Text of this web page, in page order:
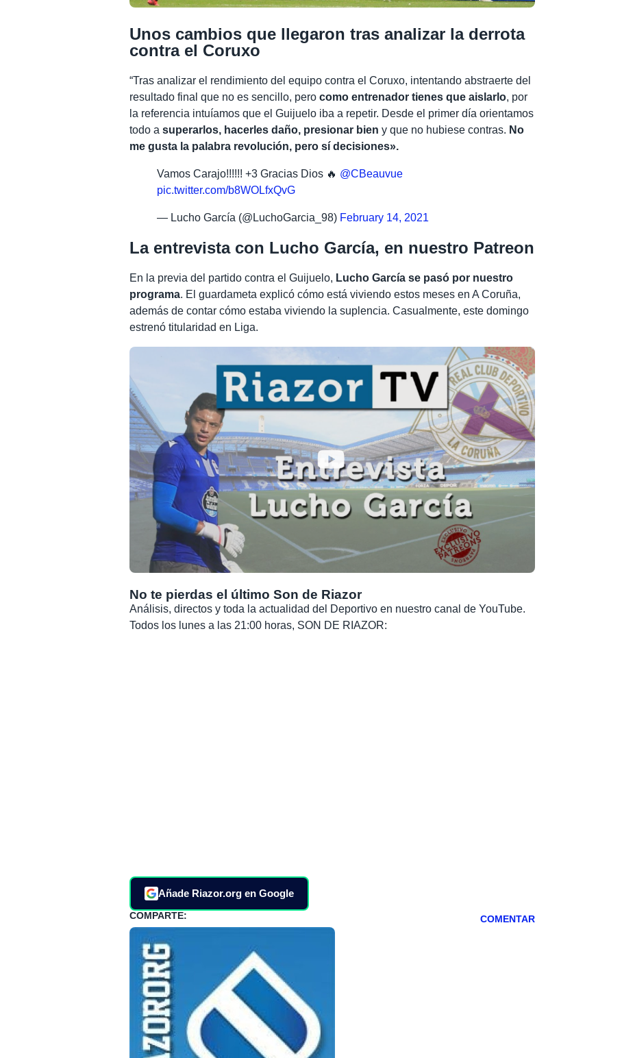
Unos cambios que llegaron tras analizar la derrota
contra el Coruxo
“Tras analizar el rendimiento del equipo contra el Coruxo, intentando abstraerte del
resultado final que no es sencillo, perocomo entrenador tienes que aislarlo, por
la referencia intuíamos que el Guijuelo iba a repetir. Desde el primer día orientamos
todo asuperarlos, hacerles daño, presionar bien y que no hubiese contras. No
me gusta la palabra revolución, pero sí decisiones».
Vamos Carajo!!!!!! +3 Gracias Dios 🔥 @CBeauvue
pic.twitter.com/b8WOLfxQvG
— Lucho García (@LuchoGarcia_98) February 14, 2021
La entrevista con Lucho García, en nuestro Patreon
En la previa del partido contra el Guijuelo, Lucho García se pasó por nuestro
programa. El guardameta explicó cómo está viviendo estos meses en A Coruña,
además de contar cómo estaba viviendo la suplencia. Casualmente, este domingo
estrenó titularidad en Liga.
No te pierdas el último Son de Riazor
Análisis, directos y toda la actualidad del Deportivo en nuestro canal de YouTube.
Todos los lunes a las 21:00 horas, SON DE RIAZOR:
Añade Riazor.org en Google
COMPARTE: COMENTAR